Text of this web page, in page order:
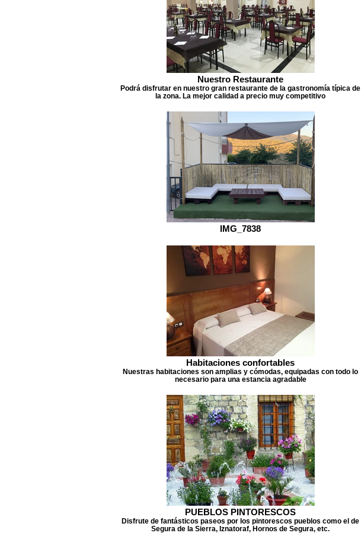
Nuestro Restaurante
Podrá disfrutar en nuestro gran restaurante de la gastronomía típica de
la zona. La mejor calidad a precio muy competitivo
IMG_7838
Habitaciones confortables
Nuestras habitaciones son amplias y cómodas, equipadas con todo lo
necesario para una estancia agradable
PUEBLOS PINTORESCOS
Disfrute de fantásticos paseos por los pintorescos pueblos como el de
Segura de la Sierra, Iznatoraf, Hornos de Segura, etc.